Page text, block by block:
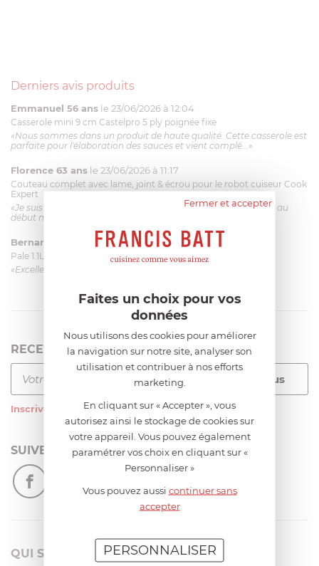
Derniers avis produits
Emmanuel 56 ans le 23/06/2026 à 12:04
Casserole mini 9 cm Castelpro 5 ply poignée fixe
«Nous sommes dans un produit de haute qualité. Cette casserole est
parfaite pour l'élaboration des sauces et vient complé...»
Florence 63 ans le 23/06/2026 à 11:17
Couteau complet avec lame, joint & écrou pour le robot cuiseur Cook
Expert
«Je suis satisfaite du couteau Magimix. L'écrou est un peu dur au
début mais ça le fait. La livraison a été très rapide. ...»
Bernard le 23/06/2026 à 09:43
Pale 1.1L pour Glacier Magimix 11031/121/123/124
«Excellent: produit et livraison»
RECEVEZ LA NEWSLETTER
Inscrivez-vous à notre newsletter
SUIVEZ-NOUS
QUI SOMMES-NOUS?
Fermer et accepter
Faites un choix pour vos
données
Nous utilisons des cookies pour améliorer
la navigation sur notre site, analyser son
utilisation et contribuer à nos efforts
marketing.
En cliquant sur « Accepter », vous
autorisez ainsi le stockage de cookies sur
votre appareil. Vous pouvez également
paramétrer vos choix en cliquant sur «
Personnaliser »
Vous pouvez aussi continuer sans
accepter
PERSONNALISER